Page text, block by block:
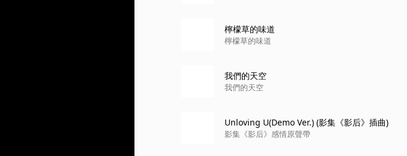
檸檬草的味道
檸檬草的味道
我們的天空
我們的天空
Unloving U(Demo Ver.) (影集《影后》插曲)
影集《影后》感情原聲帶